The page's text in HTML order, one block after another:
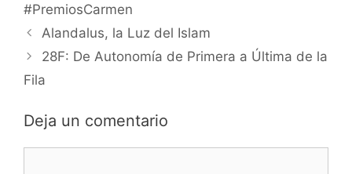
#PremiosCarmen
Alandalus, la Luz del Islam
28F: De Autonomía de Primera a Última de la
Fila
Deja un comentario